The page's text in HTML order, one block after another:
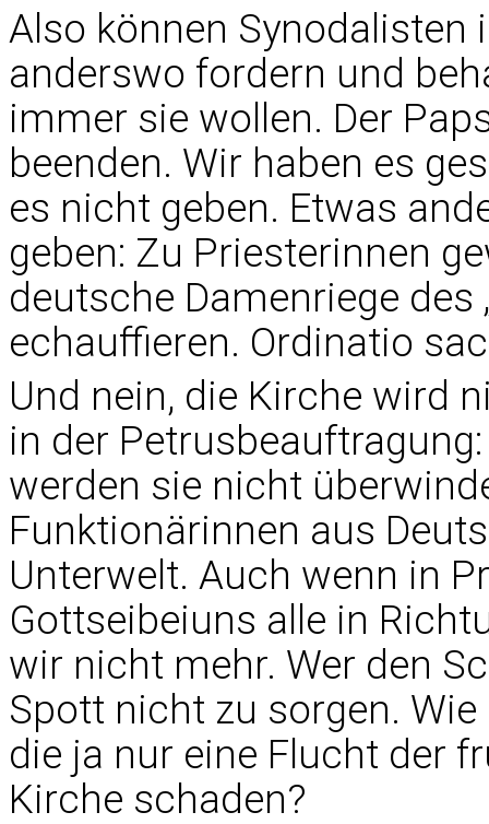
Also können Synodalisten
anderswo fordern und
immer sie wollen. Der
beenden. Wir haben es
es nicht geben. Etwas
geben: Zu Priesterinnen
deutsche Damenriege des
echauffieren. Ordinatio
Und nein, die Kirche wird
in der
werden sie nicht
Funktionärinnen aus
Unterwelt. Auch wenn in
Gottseibeiuns alle in
wir nicht mehr. Wer den
Spott nicht zu sorgen.
die ja nur eine Flucht der
Kirche schaden?